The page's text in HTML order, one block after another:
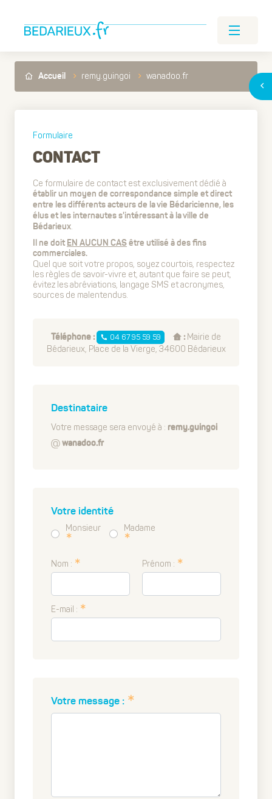
Accueil remy.guingoi wanadoo.fr
Formulaire
CONTACT
Ce formulaire de contact est exclusivement dédié à
établir un moyen de correspondance simple et direct
entre les différents acteurs de la vie Bédaricienne, les
élus et les internautes s'intéressant à la ville de
Bédarieux.
Il ne doit EN AUCUN CAS être utilisé à des fins
commerciales.
Quel que soit votre propos, soyez courtois, respectez
les règles de savoir-vivre et, autant que faire se peut,
évitez les abréviations, langage SMS et acronymes,
sources de malentendus.
Téléphone : 04 67 95 59 59 : Mairie de
Bédarieux, Place de la Vierge, 34600 Bédarieux
Destinataire
Votre message sera envoyé à : remy.guingoi
wanadoo.fr
Votre identité
Monsieur
Madame
Nom : Prénom :
E-mail :
Votre message :